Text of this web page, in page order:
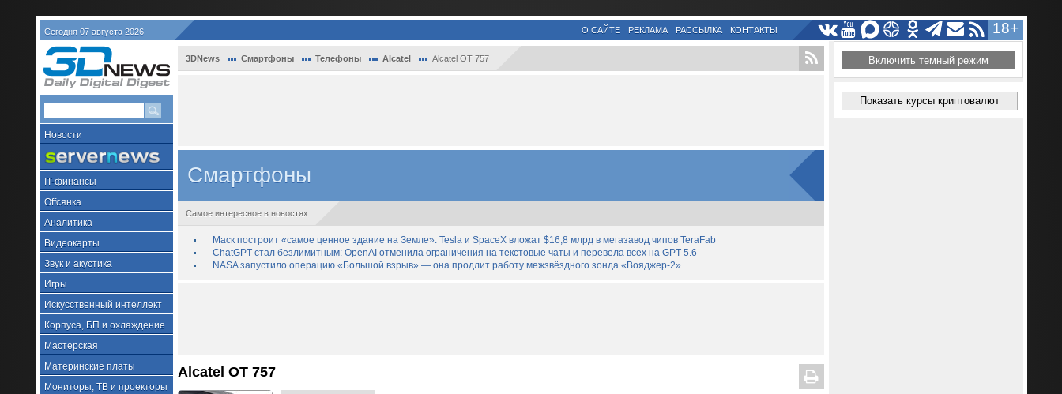
Сегодня 07 августа 2026 18+
О САЙТЕ РЕКЛАМА РАССЫЛКА КОНТАКТЫ
Новости
IT-финансы
Offсянка
Аналитика
Видеокарты
Звук и акустика
Игры
Искусственный интеллект
Корпуса, БП и охлаждение
Мастерская
Материнские платы
Мониторы, ТВ и проекторы
3DNews Смартфоны Телефоны Alcatel Alcatel OT 757
Смартфоны
Самое интересное в новостях
Маск построит «самое ценное здание на Земле»: Tesla и SpaceX вложат $16,8 млрд в мегазавод чипов TeraFab
ChatGPT стал безлимитным: OpenAI отменила ограничения на текстовые чаты и перевела всех на GPT-5.6
NASA запустило операцию «Большой взрыв» — она продлит работу межзвёздного зонда «Вояджер-2»
Alcatel OT 757
Включить темный режим
Показать курсы криптовалют